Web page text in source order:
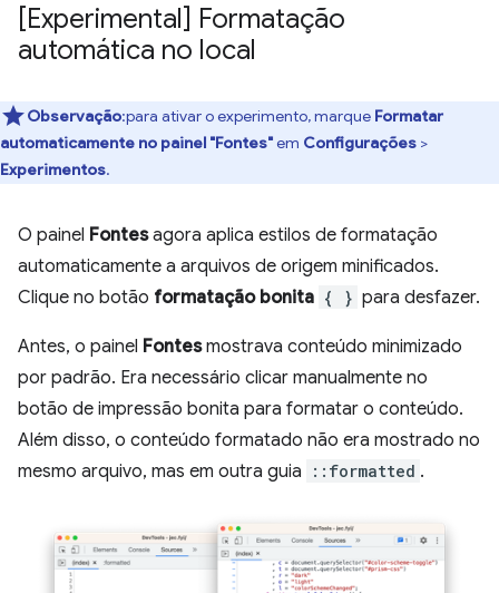
[Experimental] Formatação
automática no local
Observação:para ativar o experimento, marque Formatar
automaticamente no painel "Fontes"em Configurações >
Experimentos.
O painel Fontesagora aplica estilos de formatação
automaticamente a arquivos de origem minificados.
Clique no botão formatação bonita { } para desfazer.
Antes, o painel Fontesmostrava conteúdo minimizado
por padrão. Era necessário clicar manualmente no
botão de impressão bonita para formatar o conteúdo.
Além disso, o conteúdo formatado não era mostrado no
mesmo arquivo, mas em outra guia
::formatted .